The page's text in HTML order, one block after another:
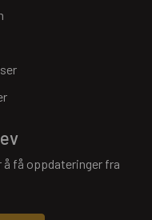
å få oppdateringer fra